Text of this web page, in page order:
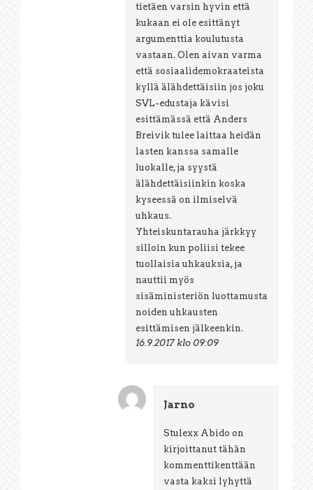
tietäen varsin hyvin että
kukaan ei ole esittänyt
argumenttia koulutusta
vastaan. Olen aivan varma
että sosiaalidemokraateista
kyllä älähdettäisiin jos joku
SVL-edustaja kävisi
esittämässä että Anders
Breivik tulee laittaa heidän
lasten kanssa samalle
luokalle, ja syystä
älähdettäisiinkin koska
kyseessä on ilmiselvä
uhkaus.
Yhteiskuntarauha järkkyy
silloin kun poliisi tekee
tuollaisia uhkauksia, ja
nauttii myös
sisäministeriön luottamusta
noiden uhkausten
esittämisen jälkeenkin.
16.9.2017 klo 09:09
Jarno
Stulexx Abido on
kirjoittanut tähän
kommenttikenttään
vasta kaksi lyhyttä